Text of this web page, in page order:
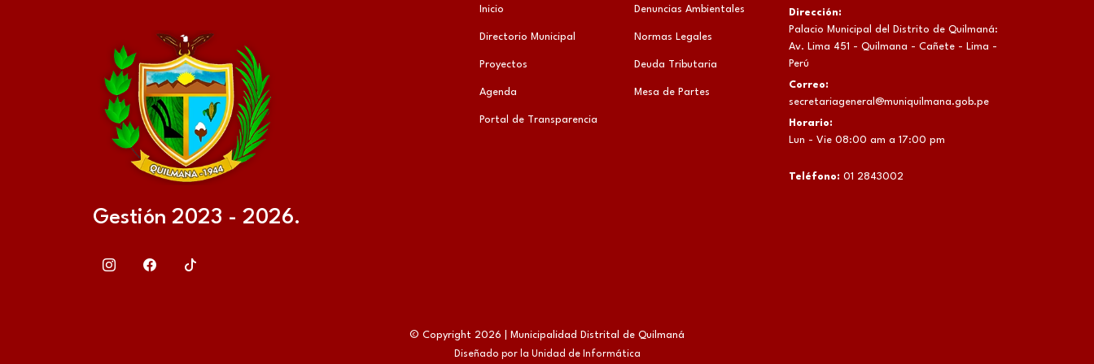
Gestión 2023 - 2026.
Inicio
Directorio Municipal
Proyectos
Agenda
Portal de Transparencia
Denuncias Ambientales
Normas Legales
Deuda Tributaria
Mesa de Partes
Dirección:
Palacio Municipal del Distrito de Quilmaná:
Av. Lima 451 - Quilmana - Cañete - Lima -
Perú
Correo:
secretariageneral@muniquilmana.gob.pe
Horario:
Lun - Vie 08:00 am a 17:00 pm
Teléfono: 01 2843002
© Copyright 2026 | Municipalidad Distrital de Quilmaná
Diseñado por la Unidad de Informática